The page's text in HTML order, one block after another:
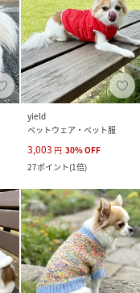
yield
ペットウェア・ペット服
3,003 円 30%OFF
27ポイント(1倍)